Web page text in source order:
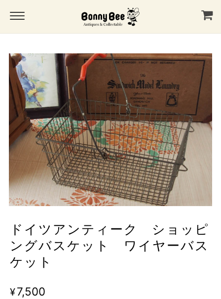
ドイツアンティーク ショッピ
ングバスケット ワイヤーバス
ケット
¥7,500